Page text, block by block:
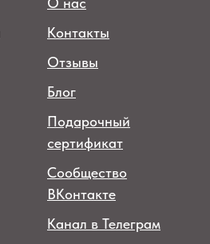
Контакты
Отзывы
Блог
Подарочный
сертификат
Сообщество
ВКонтакте
Канал в Телеграм